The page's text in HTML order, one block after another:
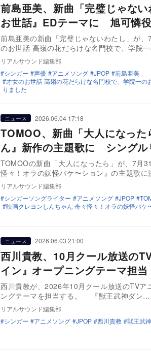
前島亜美、新曲「完璧じゃな
お世話』EDテーマに 旭可憐
前島亜美の新曲「完璧じゃないわたし」が
のお世話 高嶺の花だらけな名門校で、学院
リアルサウンド編集部
シンガー
声優 アニメソング JPOP
前島亜美
才女のお世話 高嶺の花だらけな名門校で、学院一
りました
ニュース 2026.06.04 17:18
TOMOO、新曲「大人になっ
ん』新作の主題歌に シングル
TOMOOの新曲「大人になったら」が、7月
怪々！オラの妖怪バケ〜ション』の主題歌
リアルサウンド編集部
シンガーソングライター
アニメソング JPOP
映画クレヨンしんちゃん 奇々怪々！オラの妖怪バケ
ニュース 2026.06.03 21:00
西川貴教、10月クール放送の
イン』オープニングテーマ担当
西川貴教が、2026年10月クール放送のTVア
ングテーマを担当する。 『獣王武神ダン…
リアルサウンド編集部
シンガー
アニメソング JPOP 西川貴教 獣王武